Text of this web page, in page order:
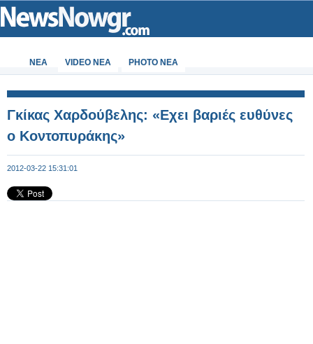
ΝΕΑ VIDEO NEA PHOTO NEA
Γκίκας Χαρδούβελης: «Εχει βαριές ευθύνες
ο Κοντοπυράκης»
2012-03-22 15:31:01